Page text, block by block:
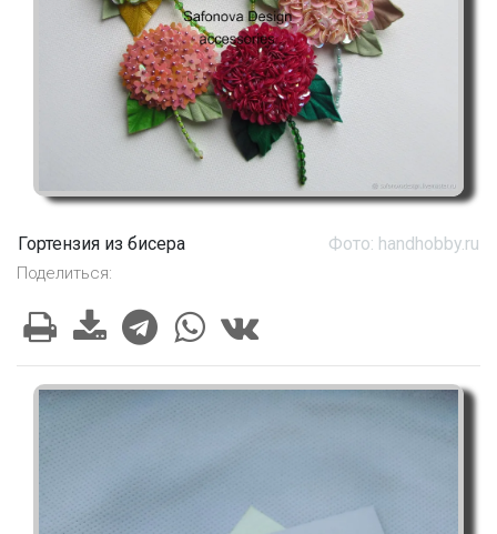
Гортензия из бисера Фото: handhobby.ru
Поделиться: